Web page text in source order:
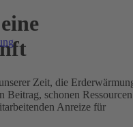
Zeit, die
Beitrag, schonen Ressourcen
Anreize für